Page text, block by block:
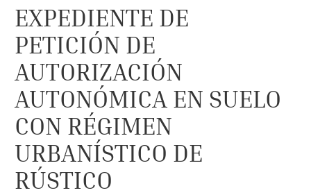
EXPEDIENTE DE
PETICIÓN DE
AUTORIZACIÓN
AUTONÓMICA EN SUELO
CON RÉGIMEN
URBANÍSTICO DE
RÚSTICO